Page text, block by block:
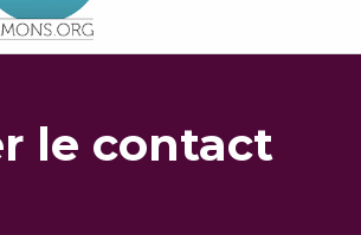
le contact